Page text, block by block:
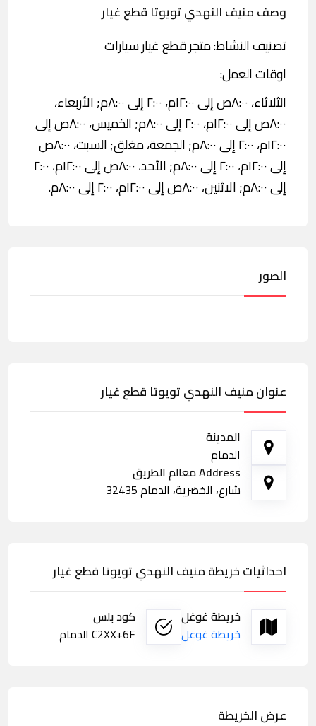
وصف منيف النهدي تويوتا قطع غيار
تصنيف النشاط: متجر قطع غيار سيارات
اوقات العمل:
الثلاثاء، ٨:٠٠ص إلى ١٢:٠٠م، ٢:٠٠ إلى ٨:٠٠م; الأربعاء،
٨:٠٠ص إلى ١٢:٠٠م، ٢:٠٠ إلى ٨:٠٠م; الخميس، ٨:٠٠ص إلى
١٢:٠٠م، ٢:٠٠ إلى ٨:٠٠م; الجمعة، مغلق; السبت، ٨:٠٠ص
إلى ١٢:٠٠م، ٢:٠٠ إلى ٨:٠٠م; الأحد، ٨:٠٠ص إلى ١٢:٠٠م، ٢:٠٠
إلى ٨:٠٠م; الاثنين، ٨:٠٠ص إلى ١٢:٠٠م، ٢:٠٠ إلى ٨:٠٠م.
الصور
عنوان منيف النهدي تويوتا قطع غيار
المدينة
الدمام
Address معالم الطريق
شارع، الخضرية، الدمام 32435
احداثيات خريطة منيف النهدي تويوتا قطع غيار
خريطة غوغل
خريطة غوغل
كود بلس
C2XX+6F الدمام
عرض الخريطة